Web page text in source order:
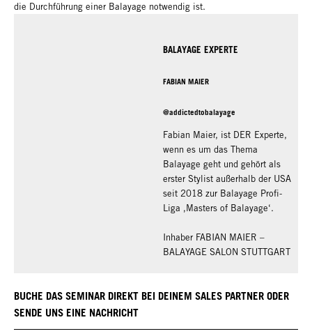
die Durchführung einer Balayage notwendig ist.
BALAYAGE EXPERTE
FABIAN MAIER
@addictedtobalayage
Fabian Maier, ist DER Experte,
wenn es um das Thema
Balayage geht und gehört als
erster Stylist außerhalb der USA
seit 2018 zur Balayage Profi-
Liga ‚Masters of Balayage‘.
Inhaber FABIAN MAIER –
BALAYAGE SALON STUTTGART
BUCHE DAS SEMINAR DIREKT BEI DEINEM SALES PARTNER ODER
SENDE UNS EINE NACHRICHT